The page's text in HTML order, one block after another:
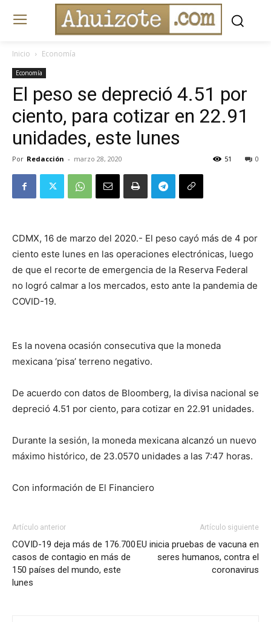
Inicio Economía
Economía
El peso se depreció 4.51 por
ciento, para cotizar en 22.91
unidades, este lunes
Por Redacción - marzo 28, 2020 0
51
CDMX, 16 de marzo del 2020.- El peso cayó más de 4 por
ciento este lunes en las operaciones electrónicas, luego
de que el recorte de emergencia de la Reserva Federal
no logró calmar a los mercados, esto ante la pandemia de
COVID-19.
Es la novena ocasión consecutiva que la moneda
mexicana ‘pisa’ terreno negativo.
De acuerdo con datos de Bloomberg, la divisa nacional se
depreció 4.51 por ciento, para cotizar en 22.91 unidades.
Durante la sesión, la moneda mexicana alcanzó un nuevo
máximo histórico, de 23.0570 unidades a las 7:47 horas.
Con información de El Financiero
Artículo anterior
COVID-19 deja más de 176.700
casos de contagio en más de
150 países del mundo, este
lunes
Artículo siguiente
EU inicia pruebas de vacuna en
seres humanos, contra el
coronavirus